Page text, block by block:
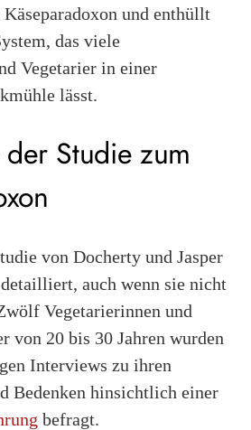
Käseparadoxon und enthüllt
das viele
Vegetarier in einer
lässt.
Studie zum
von Docherty und Jasper
auch wenn sie nicht
Vegetarierinnen und
von 20 bis 30 Jahren wurden
Interviews zu ihren
Bedenken hinsichtlich einer
befragt.